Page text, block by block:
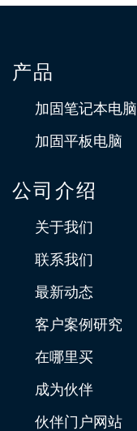
产品
加固笔记本电脑
加固平板电脑
公司介绍
关于我们
联系我们
最新动态
客户案例研究
在哪里买
成为伙伴
伙伴门户网站